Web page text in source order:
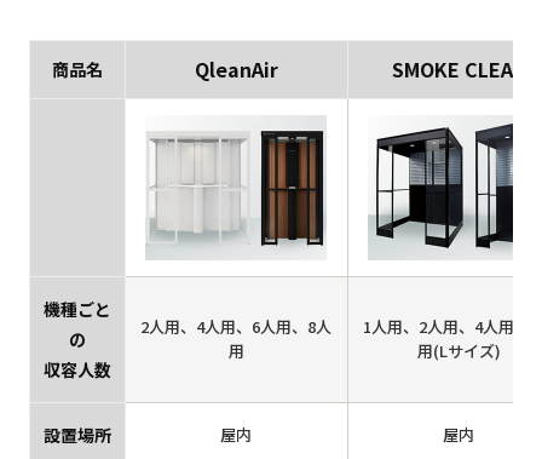
商品名 QleanAir SMOKE CLEAR
機種ごと
の
収容人数
2人用、4人用、6人用、8人
用
1人用、2人用、4人用、
用(Lサイズ)
設置場所 屋内 屋内